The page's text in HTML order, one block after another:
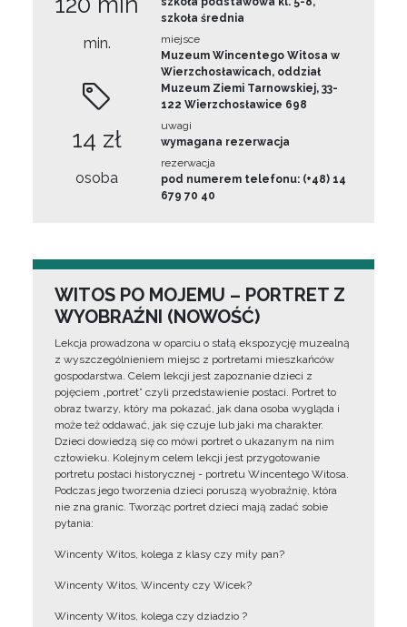
min.
14 zł
osoba
szkoła średnia
miejsce
Muzeum Wincentego Witosa w
Wierzchosławicach, oddział
Muzeum Ziemi Tarnowskiej, 33-
122 Wierzchosławice 698
uwagi
wymagana rezerwacja
rezerwacja
pod numerem telefonu: (+48) 14
679 70 40
WITOS PO MOJEMU – PORTRET Z
WYOBRAŹNI (NOWOŚĆ)
Lekcja prowadzona w oparciu o stałą ekspozycję muzealną
z wyszczególnieniem miejsc z portretami mieszkańców
gospodarstwa. Celem lekcji jest zapoznanie dzieci z
pojęciem „portret” czyli przedstawienie postaci. Portret to
obraz twarzy, który ma pokazać, jak dana osoba wygląda i
może też oddawać, jak się czuje lub jaki ma charakter.
Dzieci dowiedzą się co mówi portret o ukazanym na nim
człowieku. Kolejnym celem lekcji jest przygotowanie
portretu postaci historycznej - portretu Wincentego Witosa.
Podczas jego tworzenia dzieci poruszą wyobraźnię, która
nie zna granic. Tworząc portret dzieci mają zadać sobie
pytania:
Wincenty Witos, kolega z klasy czy miły pan?
Wincenty Witos, Wincenty czy Wicek?
Wincenty Witos, kolega czy dziadzio ?